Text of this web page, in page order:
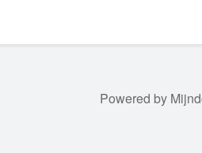
Powered by